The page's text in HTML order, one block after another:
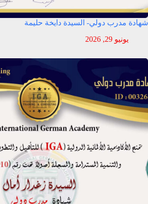
شهادة مدرب دولي- السيدة دايخة حليمة
يونيو 29, 2026